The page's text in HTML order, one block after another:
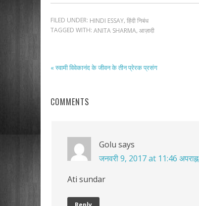
FILED UNDER: HINDI ESSAY, हिंदी निबंध
TAGGED WITH: ANITA SHARMA, आज़ादी
« स्वामी विवेकानंद के जीवन के तीन प्रेरक प्रसंग
COMMENTS
Golu says
जनवरी 9, 2017 at 11:46 अपराह्न
Ati sundar